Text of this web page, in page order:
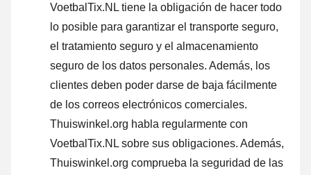
VoetbalTix.NL tiene la obligación de hacer todo
lo posible para garantizar el transporte seguro,
el tratamiento seguro y el almacenamiento
seguro de los datos personales. Además, los
clientes deben poder darse de baja fácilmente
de los correos electrónicos comerciales.
Thuiswinkel.org habla regularmente con
VoetbalTix.NL sobre sus obligaciones. Además,
Thuiswinkel.org comprueba la seguridad de las